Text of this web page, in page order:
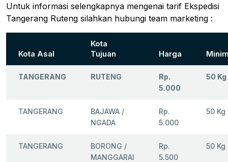
Untuk informasi selengkapnya mengenai tarif Ekspedisi
Tangerang Ruteng silahkan hubungi team marketing :
Kota Asal
Kota
Tujuan
Harga
TANGERANG RUTENG
Rp.
5.000
50 Kg
TANGERANG
BAJAWA /
NGADA
Rp.
5.000
50 Kg
TANGERANG
BORONG /
MANGGARAI
Rp.
5.500
50 Kg